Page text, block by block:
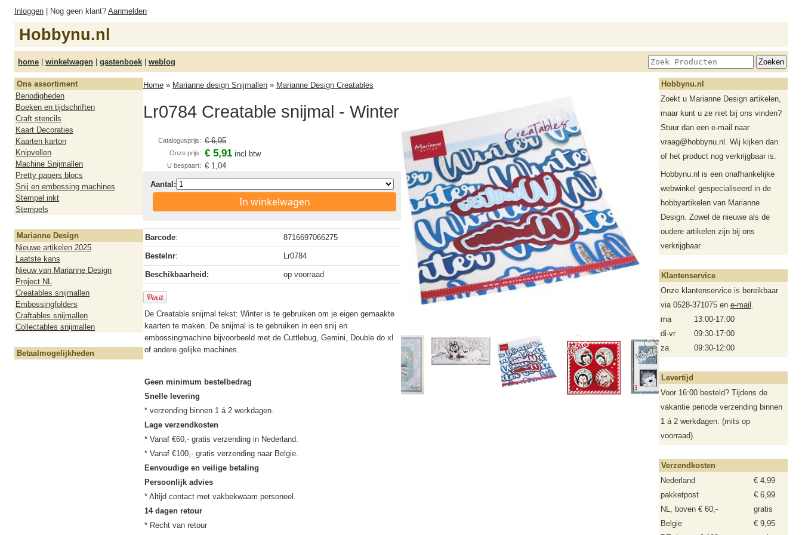
Inloggen | Nog geen klant? Aanmelden
Hobbynu.nl
home | winkelwagen | gastenboek | weblog
Ons assortiment
Benodigheden
Boeken en tijdschriften
Craft stencils
Kaart Decoraties
Kaarten karton
Knipvellen
Machine Snijmallen
Pretty papers blocs
Snij en embossing machines
Stempel inkt
Stempels
Marianne Design
Nieuwe artikelen 2025
Laatste kans
Nieuw van Marianne Design
Project NL
Creatables snijmallen
Embossingfolders
Craftables snijmallen
Collectables snijmallen
Betaalmogelijkheden
Home » Marianne design Snijmallen » Marianne Design Creatables
Lr0784 Creatable snijmal - Winter
Catalogusprijs: € 6,95
Onze prijs: € 5,91 incl btw
U bespaart: € 1,04
Aantal:
In winkelwagen
Barcode: 8716697066275
Bestelnr: Lr0784
Beschikbaarheid: op voorraad
De Creatable snijmal tekst: Winter is te gebruiken om je eigen gemaakte
kaarten te maken. De snijmal is te gebruiken in een snij en
embossingmachine bijvoorbeeld met de Cuttlebug, Gemini, Double do xl
of andere gelijke machines.
Geen minimum bestelbedrag
Snelle levering
Lage verzendkosten
* Vanaf €60,- gratis verzending in Nederland.
Eenvoudige en veilige betaling
Persoonlijk advies
14 dagen retour
Hobbynu.nl
Zoekt u Marianne Design artikelen,
maar kunt u ze niet bij ons vinden?
Stuur dan een e-mail naar
vraag@hobbynu.nl. Wij kijken dan
of het product nog verkrijgbaar is.
Hobbynu.nl is een onafhankelijke
webwinkel gespecialiseerd in de
hobbyartikelen van Marianne
Design. Zowel de nieuwe als de
oudere artikelen zijn bij ons
verkrijgbaar.
Klantenservice
Onze klantenservice is bereikbaar
via 0528-371075 en e-mail .
ma
13:00-17:00
di-vr
09:30-17:00
za
09:30-12:00
Levertijd
Voor 16:00 besteld? Tijdens de
vakantie periode verzending binnen
1 á 2 werkdagen. (mits op
voorraad).
Verzendkosten
Nederland
€ 4,99
pakketpost
€ 6,99
NL, boven € 60,-
gratis
Belgie
€ 9,95